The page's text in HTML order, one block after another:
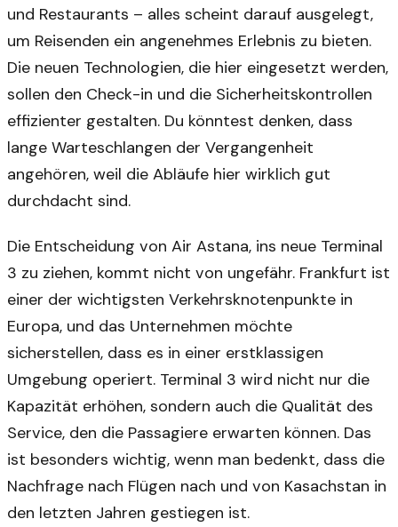
und Restaurants – alles scheint darauf ausgelegt,
um Reisenden ein angenehmes Erlebnis zu bieten.
Die neuen Technologien, die hier eingesetzt werden,
sollen den Check-in und die Sicherheitskontrollen
effizienter gestalten. Du könntest denken, dass
lange Warteschlangen der Vergangenheit
angehören, weil die Abläufe hier wirklich gut
durchdacht sind.
Die Entscheidung von Air Astana, ins neue Terminal
3 zu ziehen, kommt nicht von ungefähr. Frankfurt ist
einer der wichtigsten Verkehrsknotenpunkte in
Europa, und das Unternehmen möchte
sicherstellen, dass es in einer erstklassigen
Umgebung operiert. Terminal 3 wird nicht nur die
Kapazität erhöhen, sondern auch die Qualität des
Service, den die Passagiere erwarten können. Das
ist besonders wichtig, wenn man bedenkt, dass die
Nachfrage nach Flügen nach und von Kasachstan in
den letzten Jahren gestiegen ist.